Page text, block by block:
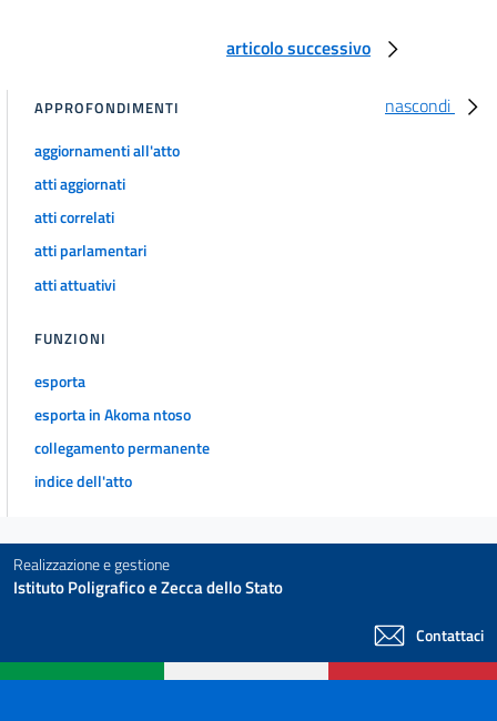
articolo successivo
nascondi
APPROFONDIMENTI
aggiornamenti all'atto
atti aggiornati
atti correlati
atti parlamentari
atti attuativi
FUNZIONI
esporta
esporta in Akoma ntoso
collegamento permanente
indice dell'atto
Realizzazione e gestione
Istituto Poligrafico e Zecca dello Stato
Contattaci